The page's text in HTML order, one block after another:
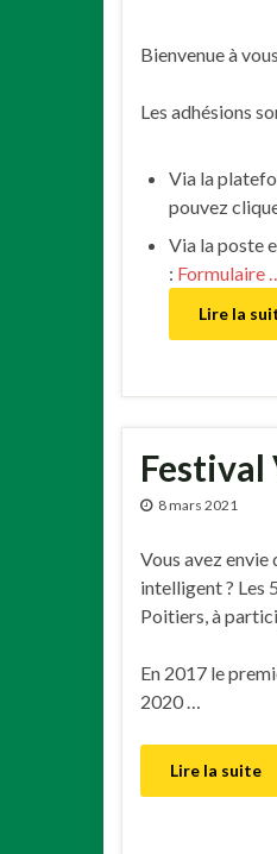
Bienvenue à
Les adhésions
Via la
pouvez
Via la poste
: Formulaire
Lire la
8 mars 2021
Vous avez envie
intelligent ? Les
Poitiers, à
En 2017 le
2020 …
Lire la suite